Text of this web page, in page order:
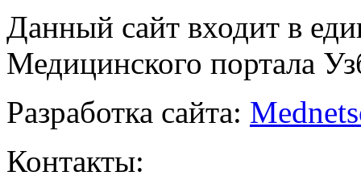
Данный сайт входит в
Медицинского портала
Разработка сайта:
Контакты: